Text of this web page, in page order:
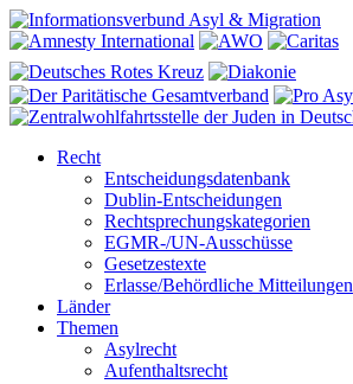
Recht
Entscheidungsdatenbank
Dublin-Entscheidungen
Rechtsprechungskategorien
EGMR-/UN-Ausschüsse
Gesetzestexte
Erlasse/Behördliche Mitteilungen
Länder
Themen
Asylrecht
Aufenthaltsrecht